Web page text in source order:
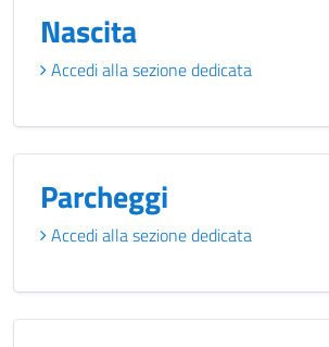
Nascita
Accedi alla sezione dedicata
Parcheggi
Accedi alla sezione dedicata